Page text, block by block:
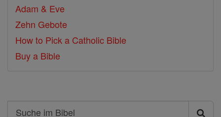
Adam & Eve
Zehn Gebote
How to Pick a Catholic Bible
Buy a Bible
Search